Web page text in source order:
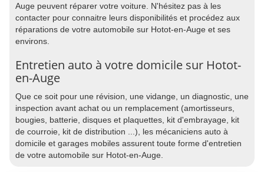
Auge peuvent réparer votre voiture. N'hésitez pas à les
contacter pour connaitre leurs disponibilités et procédez aux
réparations de votre automobile sur Hotot-en-Auge et ses
environs.
Entretien auto à votre domicile sur Hotot-
en-Auge
Que ce soit pour une révision, une vidange, un diagnostic, une
inspection avant achat ou un remplacement (amortisseurs,
bougies, batterie, disques et plaquettes, kit d'embrayage, kit
de courroie, kit de distribution ...), les mécaniciens auto à
domicile et garages mobiles assurent toute forme d'entretien
de votre automobile sur Hotot-en-Auge.